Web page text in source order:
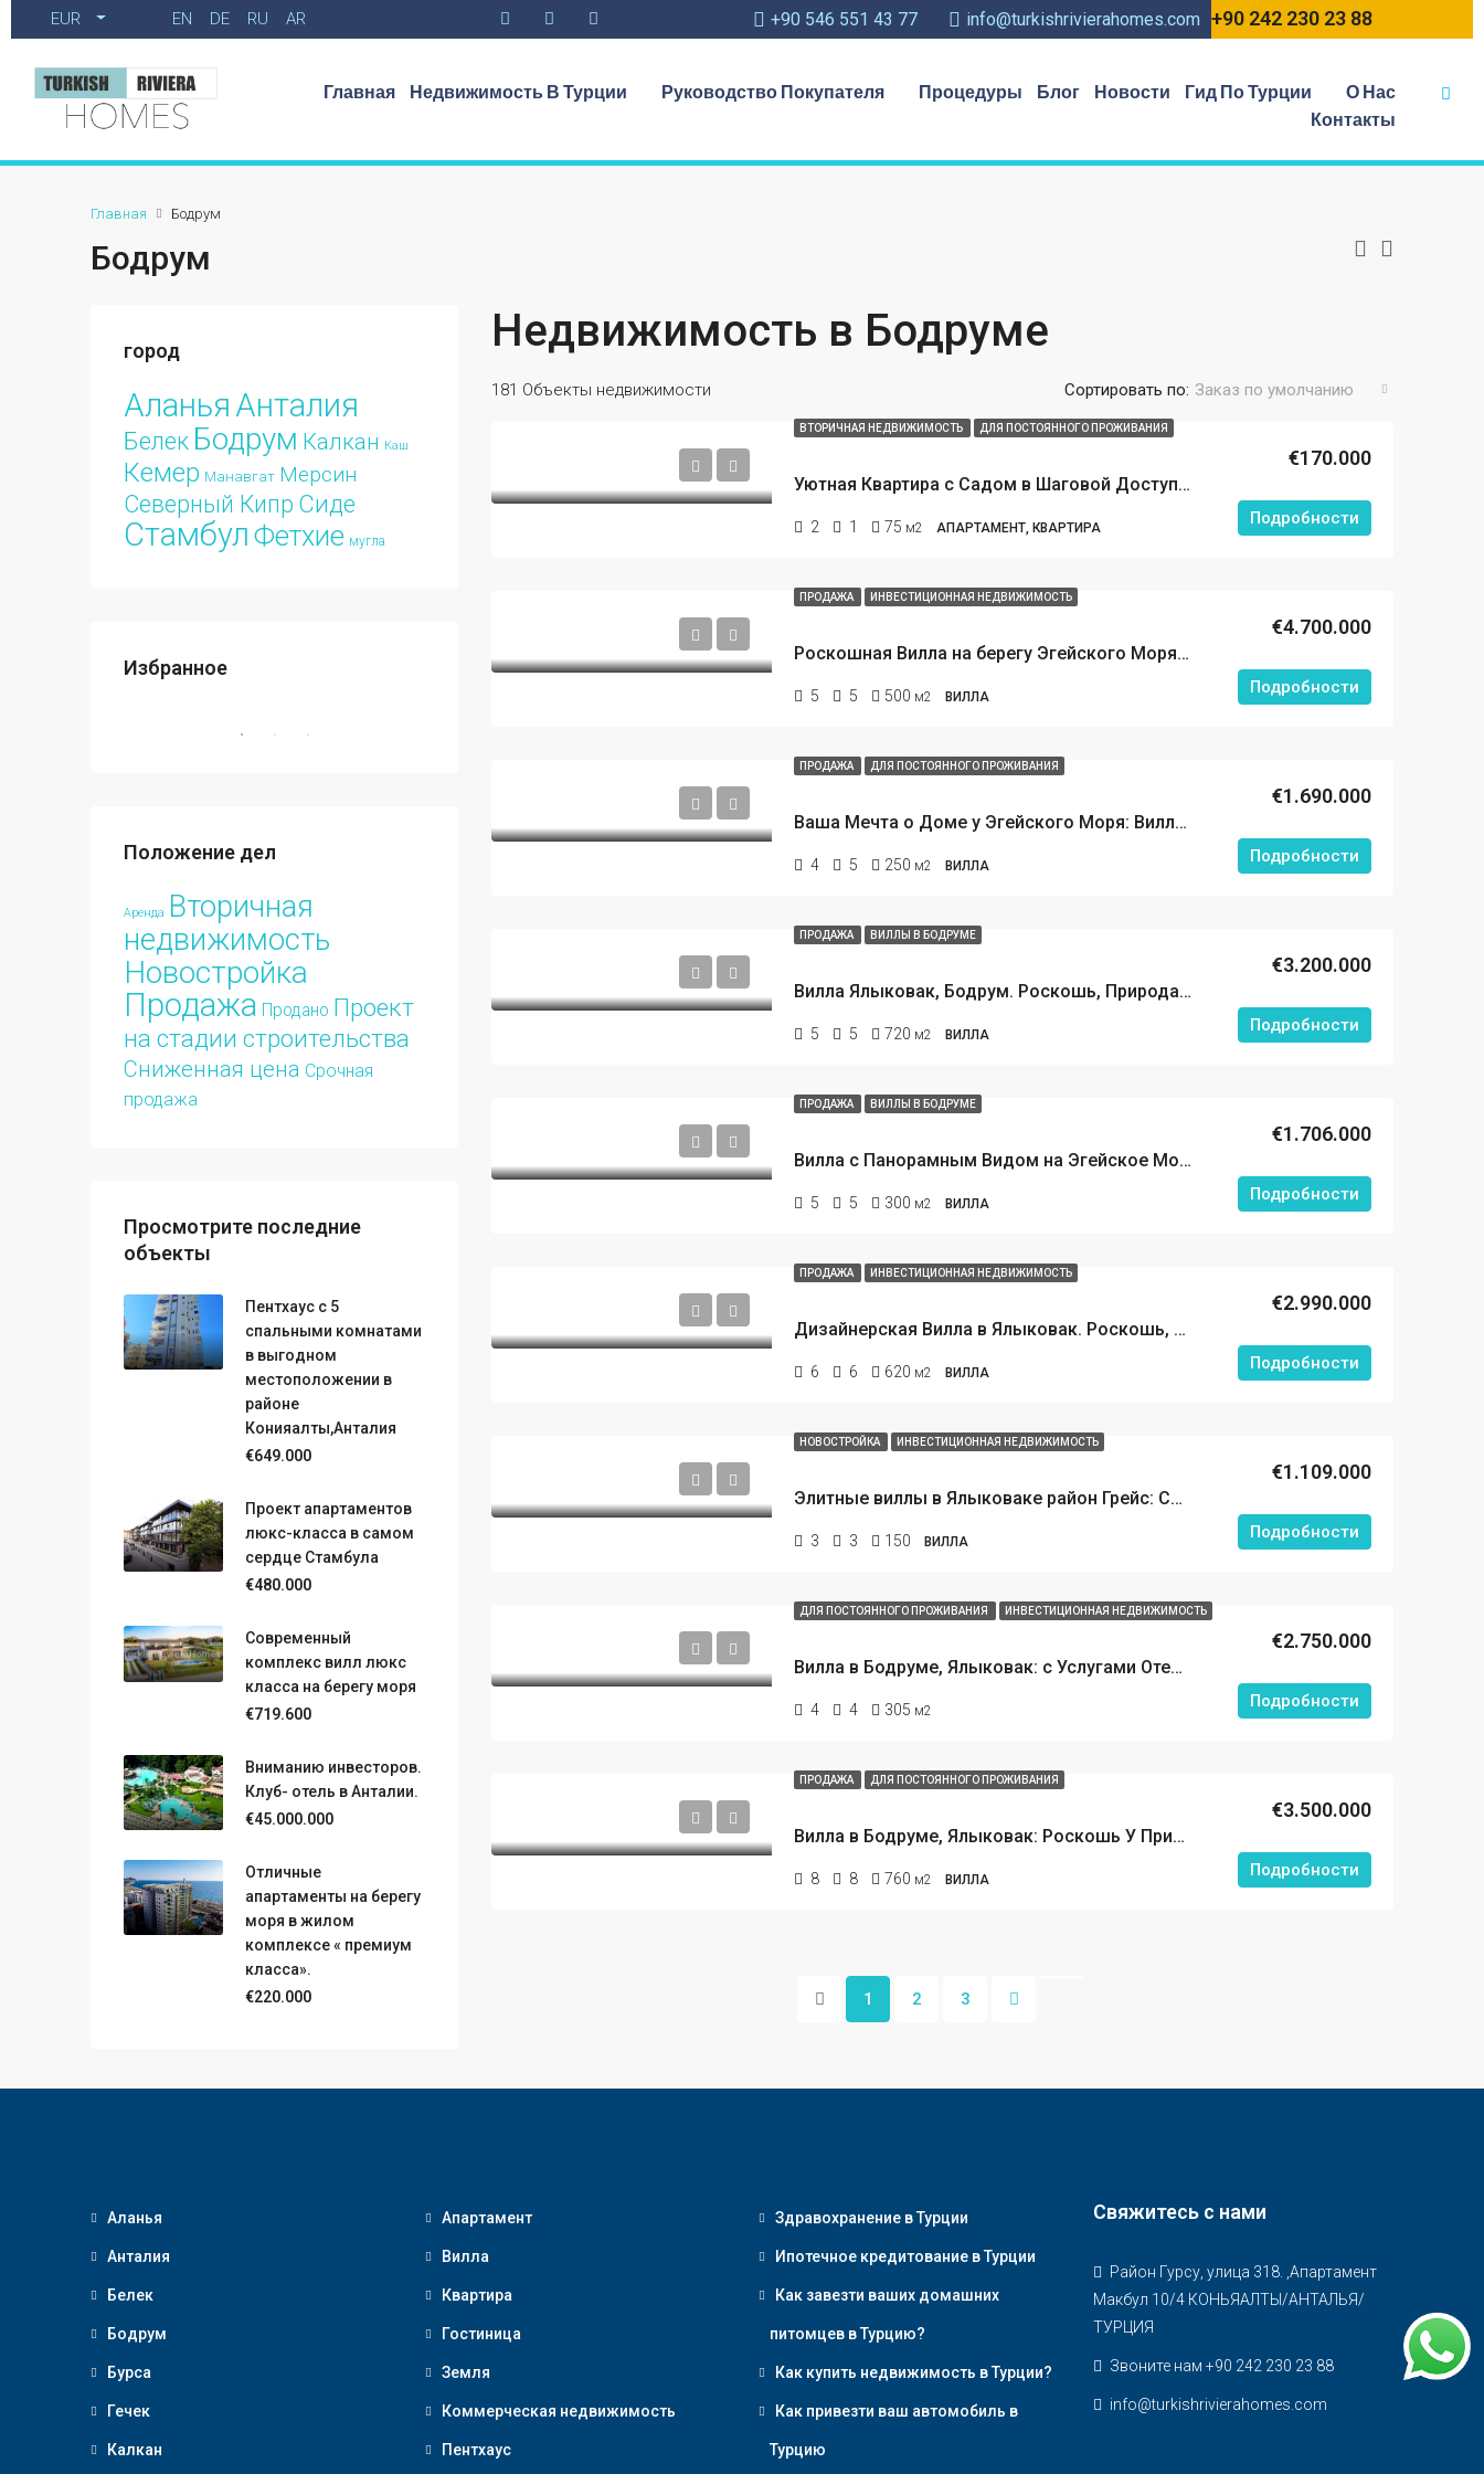
EUR EN DE RU AR +90 546 551 43 77 info@turkishrivierahomes.com +90 242 230 23 88
Главная Недвижимость В Турции Руководство Покупателя Процедуры Блог Новости Гид По Турции
О Нас
Контакты
Главная Бодрум
Бодрум
Недвижимость в Бодруме
181 Объекты недвижимости Сортировать по: Заказ по умолчанию
ВТОРИЧНАЯ НЕДВИЖИМОСТЬ ДЛЯ ПОСТОЯННОГО ПРОЖИВАНИЯ
Уютная Квартира с Садом в Шаговой Доступности от Пляжа.
€170.000
2 1 75 м2 АПАРТАМЕНТ, КВАРТИРА Подробности
ПРОДАЖА ИНВЕСТИЦИОННАЯ НЕДВИЖИМОСТЬ
Роскошная Вилла на берегу Эгейского Моря в Бодруме в Комплексе с Услугами Отеля Hİlton
€4.700.000
5 5 500 м2 ВИЛЛА Подробности
ПРОДАЖА ДЛЯ ПОСТОЯННОГО ПРОЖИВАНИЯ
Ваша Мечта о Доме у Эгейского Моря: Вилла в Ялыковак, Бодрум.
€1.690.000
4 5 250 м2 ВИЛЛА Подробности
ПРОДАЖА ВИЛЛЫ В БОДРУМЕ
Вилла Ялыковак, Бодрум. Роскошь, Природа и Комфорт на Берегу Эгейского моря
€3.200.000
5 5 720 м2 ВИЛЛА Подробности
ПРОДАЖА ВИЛЛЫ В БОДРУМЕ
Вилла с Панорамным Видом на Эгейское Море в Центре Ялыковак ,Бодрум
€1.706.000
5 5 300 м2 ВИЛЛА Подробности
ПРОДАЖА ИНВЕСТИЦИОННАЯ НЕДВИЖИМОСТЬ
Дизайнерская Вилла в Ялыковак. Роскошь, Комфорт и Уединение у Эгейского моря
€2.990.000
6 6 620 м2 ВИЛЛА Подробности
НОВОСТРОЙКА ИНВЕСТИЦИОННАЯ НЕДВИЖИМОСТЬ
Элитные виллы в Ялыковаке район Грейс: Современный Комфорт у Моря
€1.109.000
3 3 150 ВИЛЛА Подробности
ДЛЯ ПОСТОЯННОГО ПРОЖИВАНИЯ ИНВЕСТИЦИОННАЯ НЕДВИЖИМОСТЬ
Вилла в Бодруме, Ялыковак: с Услугами Отеля и Правом на Гражданство Турции
€2.750.000
4 4 305 м2 Подробности
ПРОДАЖА ДЛЯ ПОСТОЯННОГО ПРОЖИВАНИЯ
Вилла в Бодруме, Ялыковак: Роскошь У Пристани Для Яхт
€3.500.000
8 8 760 м2 ВИЛЛА Подробности
1 2 3
город
Аланья Анталия
Белек Бодрум Калкан Каш
Кемер Манавгат Мерсин
Северный Кипр Сиде
Стамбул Фетхие мугла
Избранное
€213.000
Положение дел
Аренда Вторичная
недвижимость
Новостройка
Продажа Продано Проект
на стадии строительства
Сниженная цена Срочная
продажа
Просмотрите последние
объекты
Пентхаус с 5
спальными комнатами
в выгодном
местоположении в
районе
Конияалты,Анталия
€649.000
Проект апартаментов
люкс-класса в самом
сердце Стамбула
€480.000
Современный
комплекс вилл люкс
класса на берегу моря
€719.600
Вниманию инвесторов.
Клуб- отель в Анталии.
€45.000.000
Отличные
апартаменты на берегу
моря в жилом
комплексе « премиум
класса».
€220.000
Аланья
Анталия
Белек
Бодрум
Бурса
Гечек
Калкан
Апартамент
Вилла
Квартира
Гостиница
Земля
Коммерческая недвижимость
Пентхаус
Здравохранение в Турции
Ипотечное кредитование в Турции
Как завезти ваших домашних
питомцев в Турцию?
Как купить недвижимость в Турции?
Как привезти ваш автомобиль в
Турцию
Свяжитесь с нами
Район Гурсу, улица 318. ,Апартамент
Макбул 10/4 КОНЬЯАЛТЫ/АНТАЛЬЯ/
ТУРЦИЯ
Звоните нам +90 242 230 23 88
info@turkishrivierahomes.com